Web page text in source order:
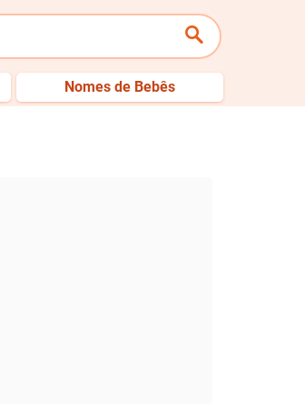
Nomes de Bebês